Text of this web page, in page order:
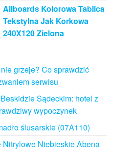
Allboards Kolorowa Tablica
Tekstylna Jak Korkowa
240X120 Zielona
grzeje? Co sprawdzić
serwisu
Sądeckim: hotel z
wypoczynek
ślusarskie (07A110)
Nitrylowe Niebieskie Abena